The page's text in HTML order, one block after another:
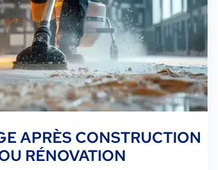
APRÈS CONSTRUCTION
RÉNOVATION